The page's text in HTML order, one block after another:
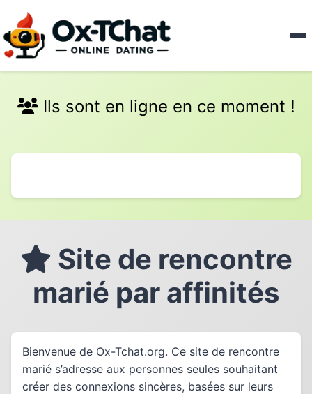
Ils sont en ligne en ce moment !
Site de rencontre
marié par affinités
Bienvenue de Ox-Tchat.org. Ce site de rencontre
marié s’adresse aux personnes seules souhaitant
créer des connexions sincères, basées sur leurs